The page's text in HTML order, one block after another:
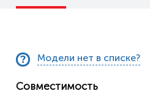
Модели нет в списке?
Совместимость